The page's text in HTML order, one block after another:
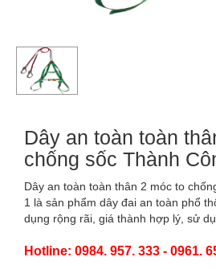
Dây an toàn toàn
chống sốc Thành
Dây an toàn toàn thân 2 móc to
1 là sản phẩm dây đai an toàn phổ
dụng rộng rãi, giá thành hợp lý, sử
Hotline: 0984. 957. 333 - 0961.